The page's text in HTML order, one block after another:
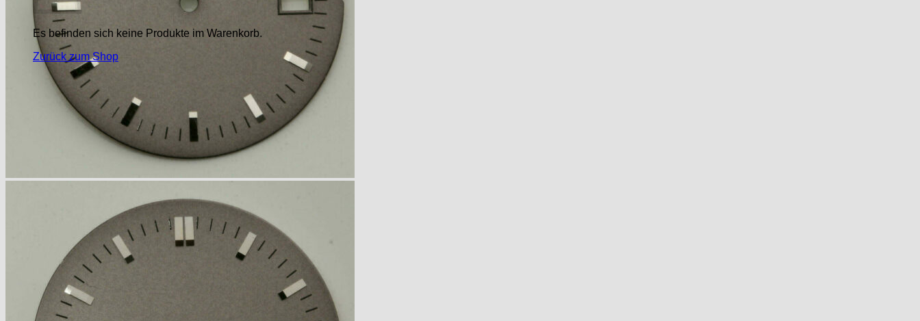
Es befinden sich keine Produkte im Warenkorb.
Zurück zum Shop